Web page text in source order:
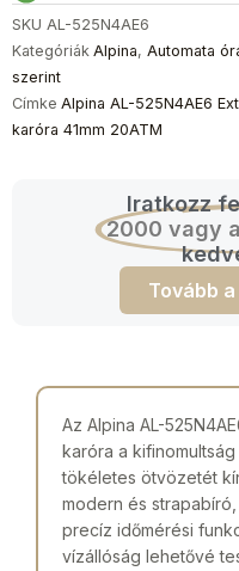
SKU AL-525N4AE6
Kategóriák Alpina, Automata
szerint
Címke Alpina AL-525N4AE6
karóra 41mm 20ATM
Iratkozz
2000 vagy
Tovább
Az Alpina AL-
karóra a
tökéletes ötvözetét
modern és
precíz időmérési
vízállóság lehetővé